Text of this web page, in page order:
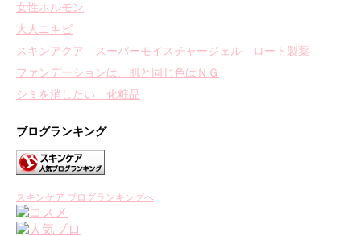
女性ホルモン
大人ニキビ
スキンアクア スーパーモイスチャージェル ロート製薬
ファンデーションは、肌と同じ色はＮＧ
シミを消したい 化粧品
ブログランキング
スキンケア ブログランキングへ